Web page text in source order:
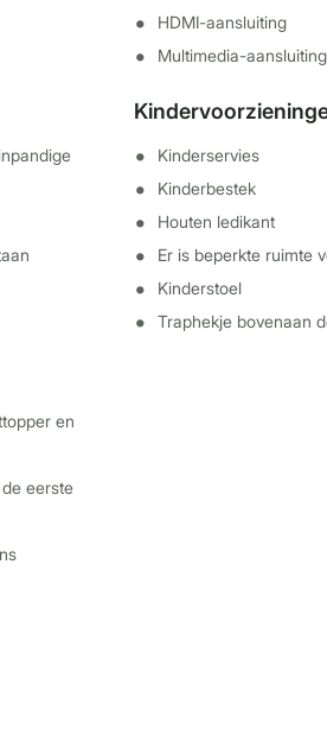
en
eerste
HDMI-aansluiting
Multimedia-aansluiting
Kinderservies
Kinderbestek
Houten ledikant
Er is beperkte ruimte
Kinderstoel
Traphekje bovenaan